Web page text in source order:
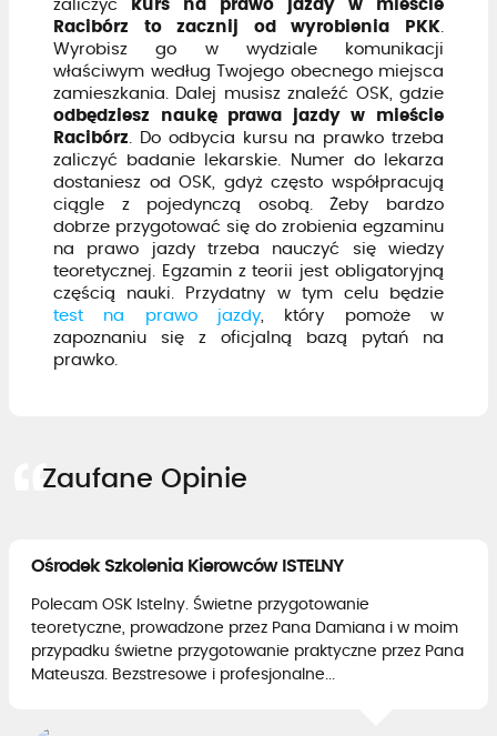
zaliczyć
kurs na prawo jazdy w mieście
Racibórz to zacznij od wyrobienia PKK.
Wyrobisz go w wydziale komunikacji
właściwym według Twojego obecnego miejsca
zamieszkania. Dalej musisz znaleźć OSK, gdzie
odbędziesz naukę prawa jazdy w mieście
Racibórz. Do odbycia kursu na prawko trzeba
zaliczyć badanie lekarskie. Numer do lekarza
dostaniesz od OSK, gdyż często współpracują
ciągle z pojedynczą osobą. Żeby bardzo
dobrze przygotować się do zrobienia egzaminu
na prawo jazdy trzeba nauczyć się wiedzy
teoretycznej. Egzamin z teorii jest obligatoryjną
częścią nauki. Przydatny w tym celu będzie
test na prawo jazdy, który pomoże w
zapoznaniu się z oficjalną bazą pytań na
prawko.
Zaufane Opinie
Ośrodek Szkolenia Kierowców ISTELNY
Polecam OSK Istelny. Świetne przygotowanie
teoretyczne, prowadzone przez Pana Damiana i w moim
przypadku świetne przygotowanie praktyczne przez Pana
Mateusza. Bezstresowe i profesjonalne...